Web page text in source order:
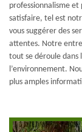
professionnalisme
satisfaire, tel est
vous suggérer des
attentes. Notre
tout se déroule dans
l’environnement.
plus amples